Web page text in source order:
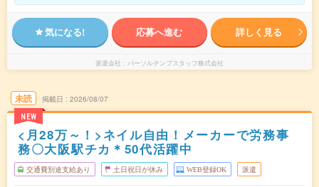
気になる! 応募へ進む 詳しく見る
派遣会社 パーソルテンプスタッフ株式会社
未読
NEW
掲載日 2026/08/07
<月28万～！>ネイル自由！メーカーで労務事
務〇大阪駅チカ＊50代活躍中
交通費別途支給あり 土日祝日が休み WEB登録OK 派遣